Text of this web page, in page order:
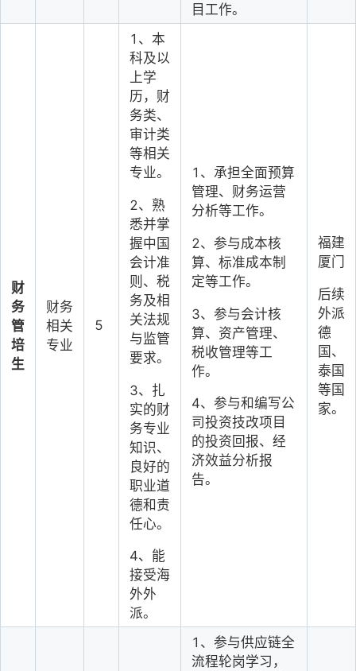
目工作。
财
务
管
培
生
财务
相关
专业
5
1 、本
科及以
上学
历，财
务类、
审计类
等相关
专业。
2、熟
悉并掌
握中国
会计准
则、税
务及相
关法规
与监管
要求。
3、扎
实的财
务专业
知识、
良好的
职业道
德和责
任心。
4、能
接受海
外外
派。
1 、承担全面预算
管理、财务运营
分析等工作。
2、参与成本核
算、标准成本制
定等工作。
3、参与会计核
算、资产管理、
税收管理等工
作。
4、参与和编写公
司投资技改项目
的投资回报、经
济效益分析报
告。
福建
厦门
后续
外派
德
国、
泰国
等国
家。
1 、参与供应链全
流程轮岗学习，